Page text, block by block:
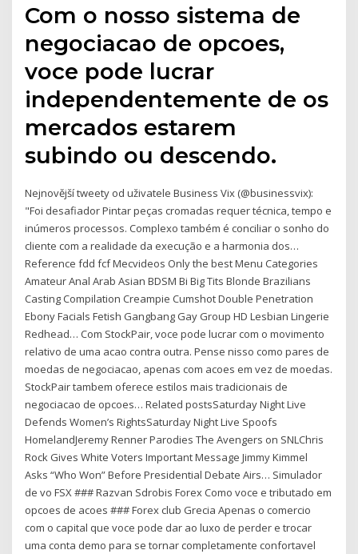
Com o nosso sistema de
negociacao de opcoes,
voce pode lucrar
independentemente de os
mercados estarem
subindo ou descendo.
Nejnovější tweety od uživatele Business Vix (@businessvix):
"Foi desafiador Pintar peças cromadas requer técnica, tempo e
inúmeros processos. Complexo também é conciliar o sonho do
cliente com a realidade da execução e a harmonia dos…
Reference fdd fcf Mecvideos Only the best Menu Categories
Amateur Anal Arab Asian BDSM Bi Big Tits Blonde Brazilians
Casting Compilation Creampie Cumshot Double Penetration
Ebony Facials Fetish Gangbang Gay Group HD Lesbian Lingerie
Redhead… Com StockPair, voce pode lucrar com o movimento
relativo de uma acao contra outra. Pense nisso como pares de
moedas de negociacao, apenas com acoes em vez de moedas.
StockPair tambem oferece estilos mais tradicionais de
negociacao de opcoes… Related postsSaturday Night Live
Defends Women’s RightsSaturday Night Live Spoofs
HomelandJeremy Renner Parodies The Avengers on SNLChris
Rock Gives White Voters Important Message Jimmy Kimmel
Asks “Who Won” Before Presidential Debate Airs… Simulador
de vo FSX ### Razvan Sdrobis Forex Como voce e tributado em
opcoes de acoes ### Forex club Grecia Apenas o comercio
com o capital que voce pode dar ao luxo de perder e trocar
uma conta demo para se tornar completamente confortavel